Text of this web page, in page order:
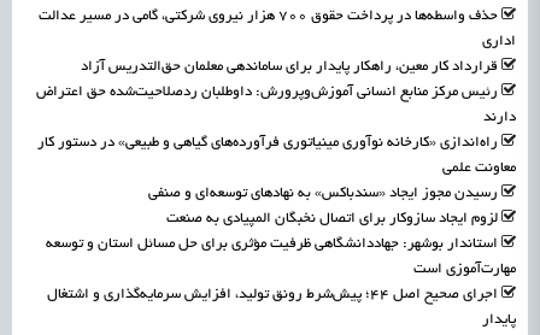
حذف واسطه‌ها در پرداخت حقوق ۷۰۰ هزار نیروی شرکتی، گامی در مسیر عدالت
اداری
قرارداد کار معین، راهکار پایدار برای ساماندهی معلمان حق‌التدریس آزاد
رئیس مرکز منابع انسانی آموزش‌وپرورش: داوطلبان ردصلاحیت‌شده حق اعتراض
دارند
راه‌اندازی «کارخانه نوآوری مینیاتوری فرآورده‌های گیاهی و طبیعی» در دستور کار
معاونت علمی
رسیدن مجوز ایجاد «سندباکس» به نهادهای توسعه‌ای و صنفی
لزوم ایجاد سازوکار برای اتصال نخبگان المپیادی به صنعت
استاندار بوشهر: جهاددانشگاهی ظرفیت مؤثری برای حل مسائل استان و توسعه
مهارت‌آموزی است
اجرای صحیح اصل ۴۴؛ پیش‌شرط رونق تولید، افزایش سرمایه‌گذاری و اشتغال
پایدار